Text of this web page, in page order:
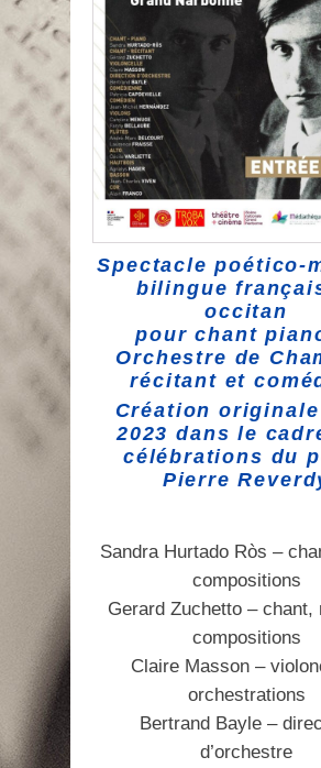
Spectacle poético-
bilingue
occitan
pour chant
Orchestre de
récitant et
Création
2023 dans le
célébrations du
Pierre
Sandra Hurtado Ròs –
compositions
Gerard Zuchetto – chant,
compositions
Claire Masson –
orchestrations
Bertrand Bayle –
d’orchestre